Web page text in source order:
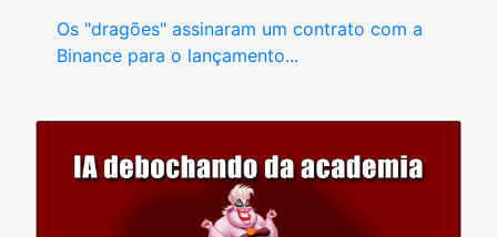
Os "dragões" assinaram um contrato com a
Binance para o lançamento...